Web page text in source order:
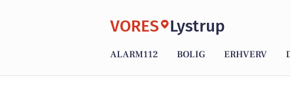
VORES Lystrup
ALARM112 BOLIG ERHVERV